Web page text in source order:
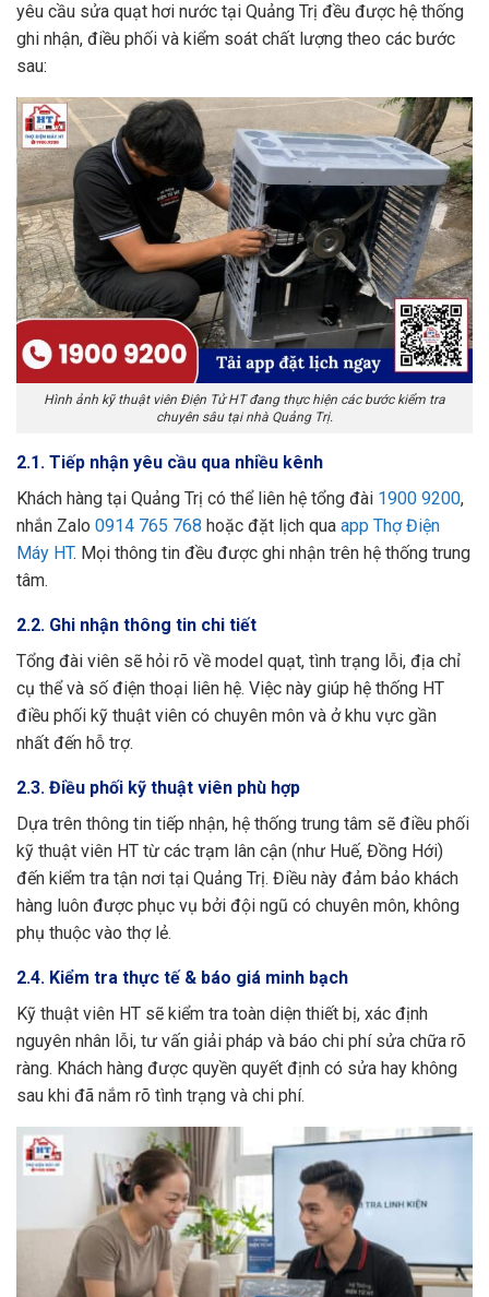
yêu cầu sửa quạt hơi nước tại Quảng Trị đều được hệ thống
ghi nhận, điều phối và kiểm soát chất lượng theo các bước
sau:
Hình ảnh kỹ thuật viên Điện Tử HT đang thực hiện các bước kiểm tra
chuyên sâu tại nhà Quảng Trị.
2.1. Tiếp nhận yêu cầu qua nhiều kênh
Khách hàng tại Quảng Trị có thể liên hệ tổng đài 1900 9200,
nhắn Zalo 0914 765 768 hoặc đặt lịch qua app Thợ Điện
Máy HT. Mọi thông tin đều được ghi nhận trên hệ thống trung
tâm.
2.2. Ghi nhận thông tin chi tiết
Tổng đài viên sẽ hỏi rõ về model quạt, tình trạng lỗi, địa chỉ
cụ thể và số điện thoại liên hệ. Việc này giúp hệ thống HT
điều phối kỹ thuật viên có chuyên môn và ở khu vực gần
nhất đến hỗ trợ.
2.3. Điều phối kỹ thuật viên phù hợp
Dựa trên thông tin tiếp nhận, hệ thống trung tâm sẽ điều phối
kỹ thuật viên HT từ các trạm lân cận (như Huế, Đồng Hới)
đến kiểm tra tận nơi tại Quảng Trị. Điều này đảm bảo khách
hàng luôn được phục vụ bởi đội ngũ có chuyên môn, không
phụ thuộc vào thợ lẻ.
2.4. Kiểm tra thực tế & báo giá minh bạch
Kỹ thuật viên HT sẽ kiểm tra toàn diện thiết bị, xác định
nguyên nhân lỗi, tư vấn giải pháp và báo chi phí sửa chữa rõ
ràng. Khách hàng được quyền quyết định có sửa hay không
sau khi đã nắm rõ tình trạng và chi phí.